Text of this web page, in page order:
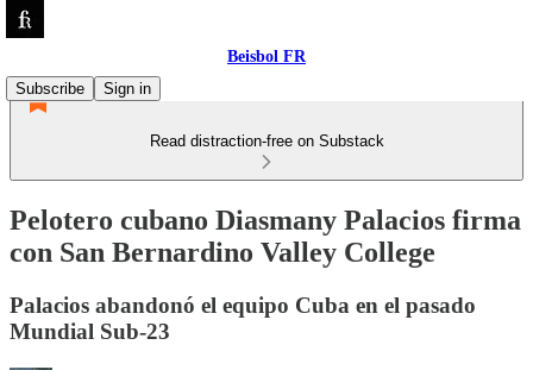
Beisbol FR
Subscribe
Sign in
Read distraction-free on Substack
Pelotero cubano Diasmany Palacios firma
con San Bernardino Valley College
Palacios abandonó el equipo Cuba en el pasado
Mundial Sub-23